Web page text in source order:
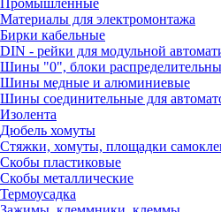
Промышленные
Материалы для электромонтажа
Бирки кабельные
DIN - рейки для модульной
Шины "0", блоки
Шины медные и алюминиевые
Шины соединительные для
Изолента
Дюбель хомуты
Стяжки, хомуты, площадки
Скобы пластиковые
Скобы металлические
Термоусадка